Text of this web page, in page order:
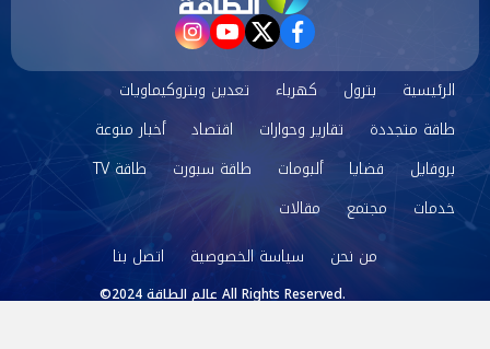
facebook
twitter
youtube
instagram
الرئيسية بترول كهرباء
تعدين وبتروكيماويات
طاقة متجددة
تقارير وحوارات اقتصاد
أخبار منوعة
بروفايل
قضايا ألبومات طاقة سبورت
طاقة TV
خدمات
مجتمع
مقالات
من نحن
سياسة الخصوصية اتصل بنا
©2024 عالم الطاقة All Rights Reserved.